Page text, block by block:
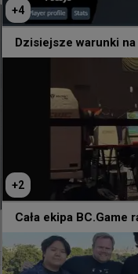
0
+4
Dzisiejsze warunki
+2
Cała ekipa BC.Game